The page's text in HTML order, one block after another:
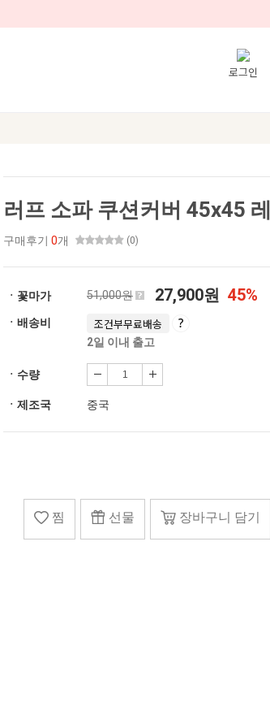
로그인
러프 소파 쿠션커버 45x45
구매후기 0개 (0)
ㆍ꽃마가 51,000원 27,900원 45%
ㆍ배송비 조건부무료배송
2일 이내 출고
ㆍ수량
ㆍ제조국 중국
찜 선물 장바구니 담기